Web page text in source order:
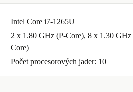
Intel Core i7-1265U
2 x 1.80 GHz (P-Core), 8 x 1.30 GHz
Core)
Počet procesorových jader: 10